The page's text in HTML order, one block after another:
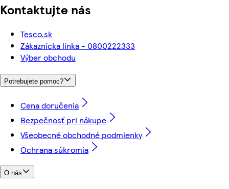
Kontaktujte nás
Tesco.sk
Zákaznícka linka - 0800222333
Výber obchodu
Potrebujete pomoc?
Cena doručenia
Bezpečnosť pri nákupe
Všeobecné obchodné podmienky
Ochrana súkromia
O nás